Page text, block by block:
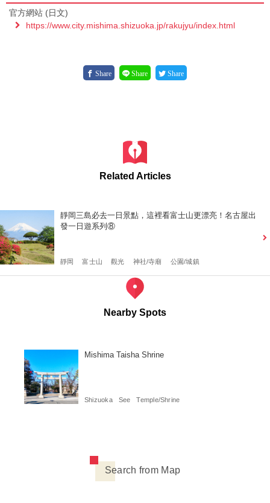
官方網站 (日文)
https://www.city.mishima.shizuoka.jp/rakujyu/index.html
Share Share Share
Related Articles
靜岡三島必去一日景點，這裡看富士山更漂亮！名古屋出
發一日遊系列⑧
靜岡 富士山 觀光 神社/寺廟 公園/城鎮
Nearby Spots
Mishima Taisha Shrine
Shizuoka See Temple/Shrine
Search from Map